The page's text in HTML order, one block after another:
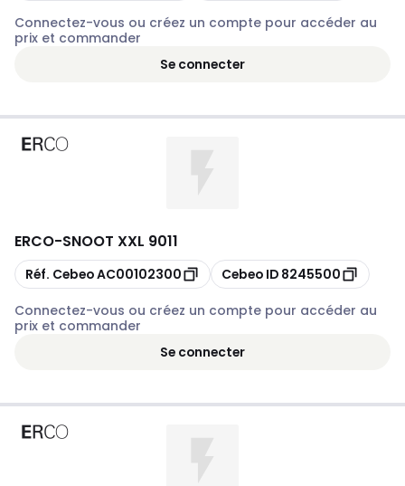
Connectez-vous ou créez un compte pour accéder au
prix et commander
Se connecter
ERCO-SNOOT XXL 9011
Copier
Réf. CebeoAC00102300 Copier
Cebeo ID 8245500
Connectez-vous ou créez un compte pour accéder au
prix et commander
Se connecter